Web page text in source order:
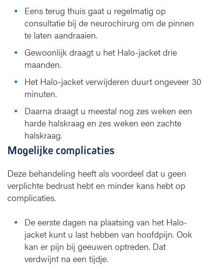
Eens terug thuis gaat u regelmatig op
consultatie bij de neurochirurg om de pinnen
te laten aandraaien.
Gewoonlijk draagt u het Halo-jacket drie
maanden.
Het Halo-jacket verwijderen duurt ongeveer 30
minuten.
Daarna draagt u meestal nog zes weken een
harde halskraag en zes weken een zachte
halskraag.
Mogelijke complicaties
Deze behandeling heeft als voordeel dat u geen
verplichte bedrust hebt en minder kans hebt op
complicaties.
De eerste dagen na plaatsing van het Halo-
jacket kunt u last hebben van hoofdpijn. Ook
kan er pijn bij geeuwen optreden. Dat
verdwijnt na een tijdje.